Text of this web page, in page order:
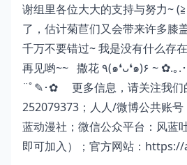
谢组里各位大大的支持与努力~
了，估计菊苣们又会带来许多膝
千万不要错过~ 我是没有什么存
再见哟~~ 撒花 ٩(๑❛ᴗ❛๑)۶ ~ ✿.｡.･:*✿*ﾟ¨ﾟ✎･✿.｡.✿*ﾟ
¨ﾟ✎･✿ 更多信息，请关注我们
252079373；人人/微博公共账号
蓝动漫社；微信公众平台：风蓝
即可加入）；官方网站： https://